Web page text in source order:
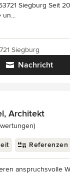
Siegburg Seit
un...
Nachricht
Siegburg
Architekt
5 von 5
anspruchsvolle